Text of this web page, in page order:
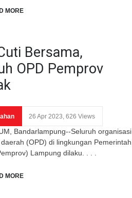
MORE
Bersama,
OPD Pemprov
26 Apr 2023, 626 Views
Bandarlampung--Seluruh organisasi
(OPD) di lingkungan Pemerintah
Lampung dilaku. . . .
MORE